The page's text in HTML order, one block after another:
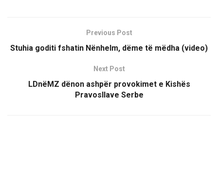
Previous Post
Stuhia goditi fshatin Nënhelm, dëme të mëdha (video)
Next Post
LDnëMZ dënon ashpër provokimet e Kishës
Pravosllave Serbe